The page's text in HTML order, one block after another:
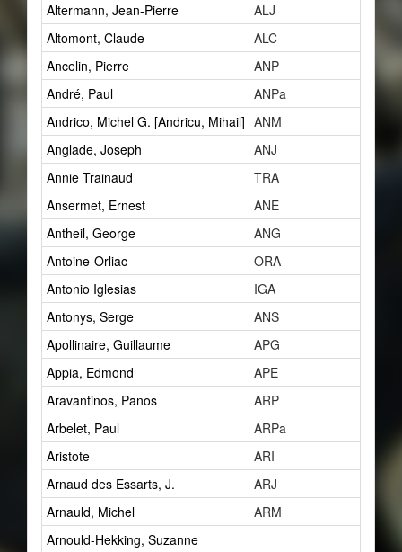
Altermann, Jean-Pierre
ALJ
Altomont, Claude
ALC
Ancelin, Pierre
ANP
André, Paul
ANPa
Andrico, Michel G. [Andricu, Mihail] ANM
Anglade, Joseph
ANJ
Annie Trainaud
TRA
Ansermet, Ernest
ANE
Antheil, George
ANG
Antoine-Orliac
ORA
Antonio Iglesias
IGA
Antonys, Serge
ANS
Apollinaire, Guillaume
APG
Appia, Edmond
APE
Aravantinos, Panos
ARP
Arbelet, Paul
ARPa
Aristote
ARI
Arnaud des Essarts, J.
ARJ
Arnauld, Michel
ARM
Arnould-Hekking, Suzanne